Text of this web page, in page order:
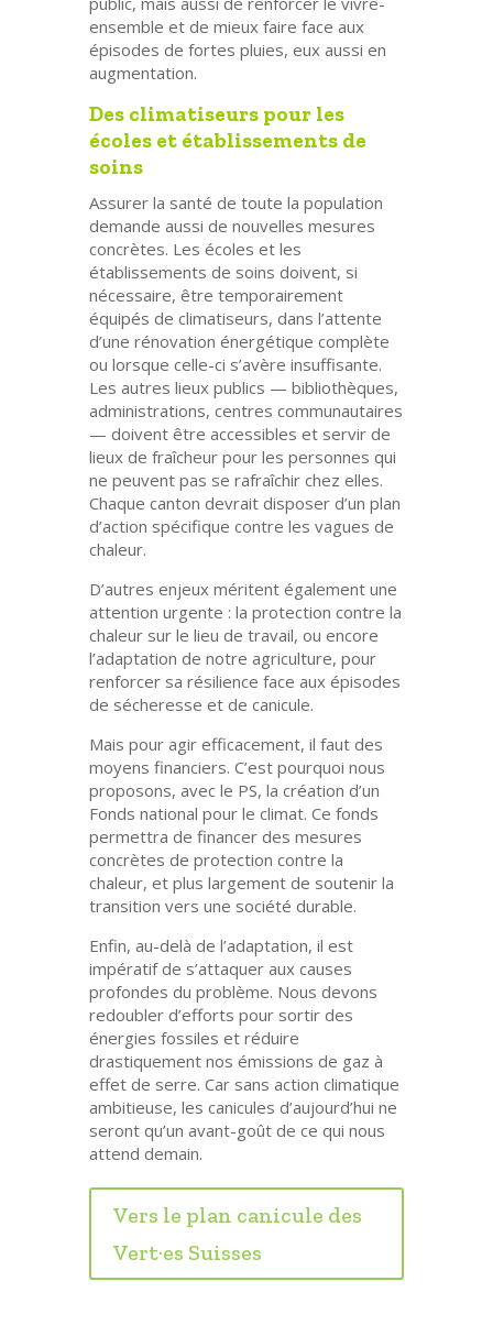
ensemble et de mieux faire face aux
épisodes de fortes pluies, eux aussi en
augmentation.
Des climatiseurs pour les
écoles et établissements de
soins
Assurer la santé de toute la population
demande aussi de nouvelles mesures
concrètes. Les écoles et les
établissements de soins doivent, si
nécessaire, être temporairement
équipés de climatiseurs, dans l’attente
d’une rénovation énergétique complète
ou lorsque celle-ci s’avère insuffisante.
Les autres lieux publics — bibliothèques,
administrations, centres communautaires
— doivent être accessibles et servir de
lieux de fraîcheur pour les personnes qui
ne peuvent pas se rafraîchir chez elles.
Chaque canton devrait disposer d’un plan
d’action spécifique contre les vagues de
chaleur.
D’autres enjeux méritent également une
attention urgente : la protection contre la
chaleur sur le lieu de travail, ou encore
l’adaptation de notre agriculture, pour
renforcer sa résilience face aux épisodes
de sécheresse et de canicule.
Mais pour agir efficacement, il faut des
moyens financiers. C’est pourquoi nous
proposons, avec le PS, la création d’un
Fonds national pour le climat. Ce fonds
permettra de financer des mesures
concrètes de protection contre la
chaleur, et plus largement de soutenir la
transition vers une société durable.
Enfin, au-delà de l’adaptation, il est
impératif de s’attaquer aux causes
profondes du problème. Nous devons
redoubler d’efforts pour sortir des
énergies fossiles et réduire
drastiquement nos émissions de gaz à
effet de serre. Car sans action climatique
ambitieuse, les canicules d’aujourd’hui ne
seront qu’un avant-goût de ce qui nous
attend demain.
Vers le plan canicule des
Vert·es Suisses